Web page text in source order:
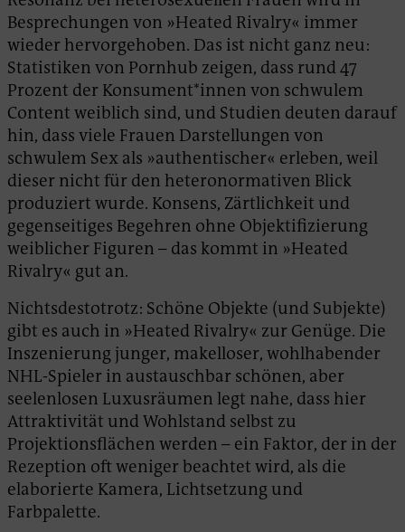
Besprechungen von »Heated Rivalry« immer
wieder hervorgehoben. Das ist nicht ganz neu:
Statistiken von Pornhub zeigen, dass rund 47
Prozent der Konsument*innen von schwulem
Content weiblich sind, und Studien deuten darauf
hin, dass viele Frauen Darstellungen von
schwulem Sex als »authentischer« erleben, weil
dieser nicht für den heteronormativen Blick
produziert wurde. Konsens, Zärtlichkeit und
gegenseitiges Begehren ohne Objektifizierung
weiblicher Figuren – das kommt in »Heated
Rivalry« gut an.
Nichtsdestotrotz: Schöne Objekte (und Subjekte)
gibt es auch in »Heated Rivalry« zur Genüge. Die
Inszenierung junger, makelloser, wohlhabender
NHL-Spieler in austauschbar schönen, aber
seelenlosen Luxusräumen legt nahe, dass hier
Attraktivität und Wohlstand selbst zu
Projektionsflächen werden – ein Faktor, der in der
Rezeption oft weniger beachtet wird, als die
elaborierte Kamera, Lichtsetzung und
Farbpalette.